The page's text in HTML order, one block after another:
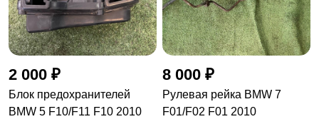
2 000 ₽
Блок предохранителей
BMW 5 F10/F11 F10 2010
8 000 ₽
Рулевая рейка BMW 7
F01/F02 F01 2010